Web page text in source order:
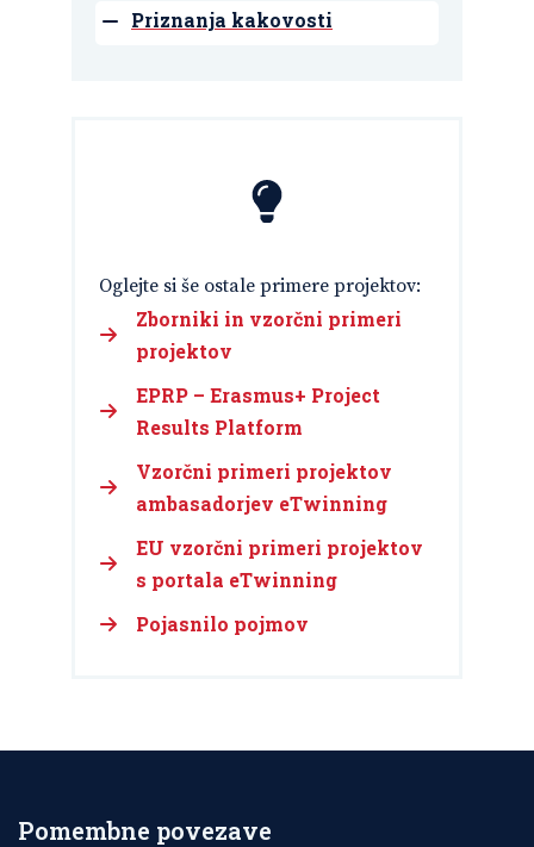
Priznanja kakovosti
Oglejte si še ostale primere projektov:
Zborniki in vzorčni primeri
projektov
EPRP – Erasmus+ Project
Results Platform
Vzorčni primeri projektov
ambasadorjev eTwinning
EU vzorčni primeri projektov
s portala eTwinning
Pojasnilo pojmov
Pomembne povezave